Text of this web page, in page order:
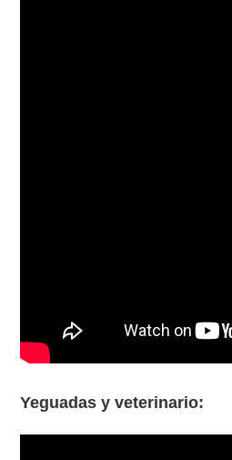
Yeguadas y veterinario: